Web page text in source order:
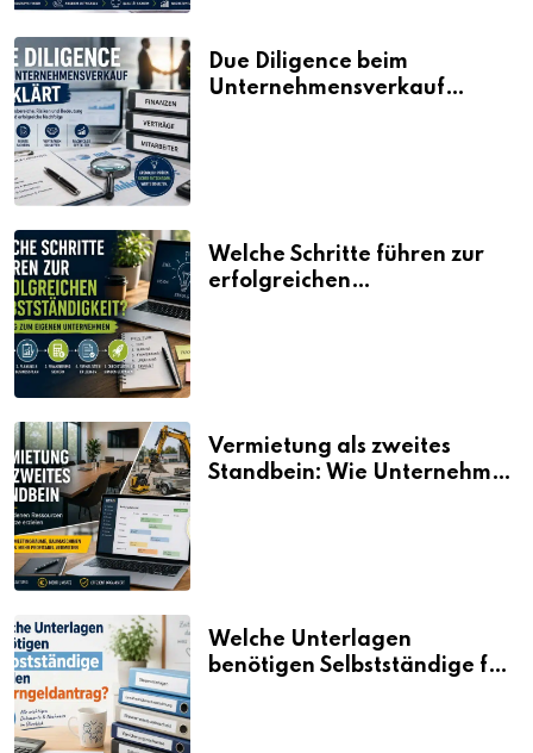
Due Diligence beim
Unternehmensverkauf
Welche Schritte führen zur
erfolgreichen
Vermietung als zweites
Standbein: Wie Unternehmen
Welche Unterlagen
benötigen Selbstständige für